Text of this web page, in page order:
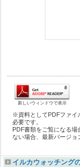
新しいウィンドウで表示
※資料としてPDFファイ
必要です。
PDF書類をご覧になる
ない場合、最新バージョ
イルカウォッチング